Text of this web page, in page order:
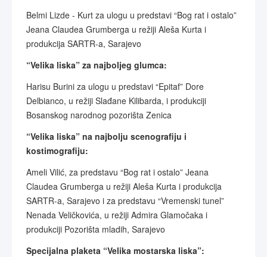
Belmi Lizde - Kurt za ulogu u predstavi “Bog rat i ostalo”
Jeana Claudea Grumberga u režiji Aleša Kurta i
produkcija SARTR-a, Sarajevo
“Velika liska” za najboljeg glumca:
Harisu Burini za ulogu u predstavi “Epitaf” Dore
Delbianco, u režiji Slađane Kilibarda, i produkciji
Bosanskog narodnog pozorišta Zenica
“Velika liska” na najbolju scenografiju i
kostimografiju:
Ameli Vilić, za predstavu “Bog rat i ostalo” Jeana
Claudea Grumberga u režiji Aleša Kurta i produkcija
SARTR-a, Sarajevo i za predstavu “Vremenski tunel”
Nenada Veličkovića, u režiji Admira Glamočaka i
produkciji Pozorišta mladih, Sarajevo
Specijalna plaketa “Velika mostarska liska”: